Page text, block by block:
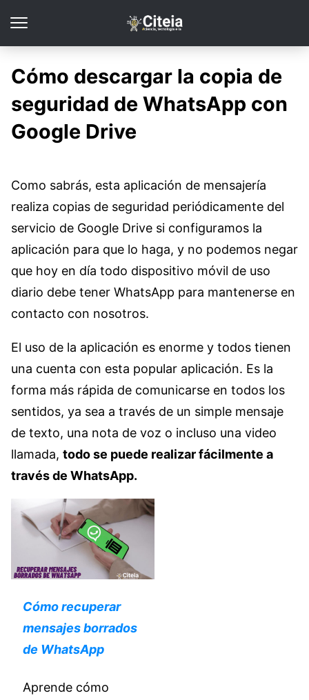
Cómo descargar la copia de
seguridad de WhatsApp con
Google Drive
Como sabrás, esta aplicación de mensajería
realiza copias de seguridad periódicamente del
servicio de Google Drive si configuramos la
aplicación para que lo haga, y no podemos negar
que hoy en día todo dispositivo móvil de uso
diario debe tener WhatsApp para mantenerse en
contacto con nosotros.
El uso de la aplicación es enorme y todos tienen
una cuenta con esta popular aplicación. Es la
forma más rápida de comunicarse en todos los
sentidos, ya sea a través de un simple mensaje
de texto, una nota de voz o incluso una video
llamada, todo se puede realizar fácilmente a
través de WhatsApp.
Cómo recuperar
mensajes borrados
de WhatsApp
Aprende cómo